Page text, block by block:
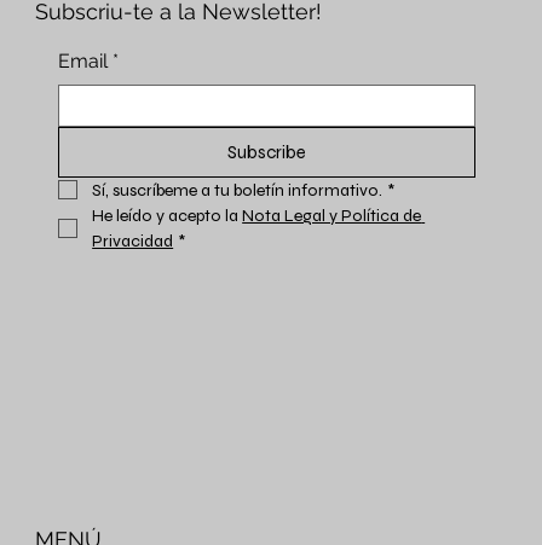
Subscriu-te a la Newsletter!
Email *
Subscribe
Sí, suscríbeme a tu boletín informativo. *
He leído y acepto la Nota Legal y Política de
Privacidad *